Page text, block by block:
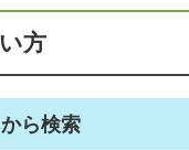
方
ら検索